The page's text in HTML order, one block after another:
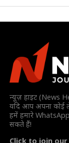
न्यूज़ हाइट (News
यदि आप अपना कोई
हमें हमारे
सकते हैं!
Click to join our